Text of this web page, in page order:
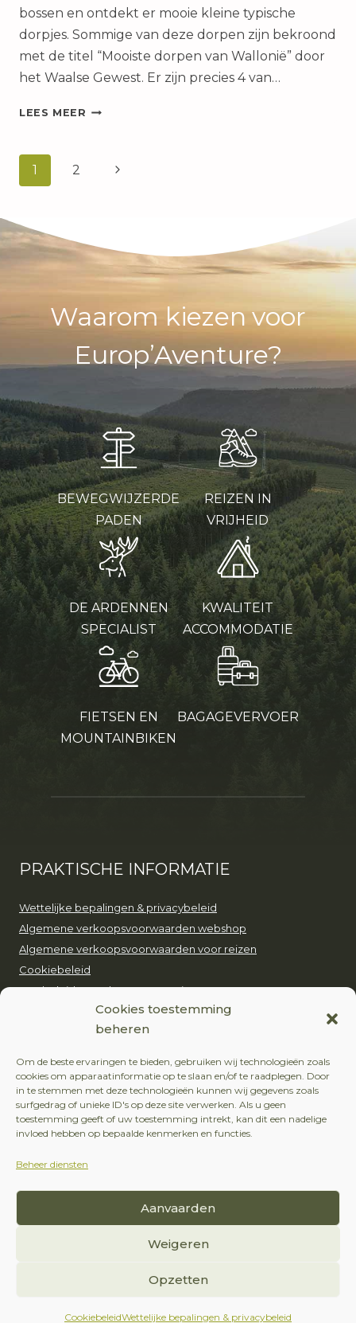
Cookies toestemming
beheren
Om de beste ervaringen te bieden, gebruiken wij technologieën zoals
cookies om apparaatinformatie op te slaan en/of te raadplegen. Door
in te stemmen met deze technologieën kunnen wij gegevens zoals
surfgedrag of unieke ID's op deze site verwerken. Als u geen
toestemming geeft of uw toestemming intrekt, kan dit een nadelige
invloed hebben op bepaalde kenmerken en functies.
Beheer diensten
Aanvaarden
Weigeren
Opzetten
CookiebeleidWettelijke bepalingen & privacybeleid
bossen en ontdekt er mooie kleine typische
dorpjes. Sommige van deze dorpen zijn bekroond
met de titel “Mooiste dorpen van Wallonië” door
het Waalse Gewest. Er zijn precies 4 van…
LEES MEER DE
MOOISTE
Paginanavigatie
1 2
Volgende
Waarom kiezen voor
Europ’Aventure?
BEWEGWIJZERDE
PADEN
REIZEN IN
VRIJHEID
DE ARDENNEN
SPECIALIST
KWALITEIT
ACCOMMODATIE
FIETSEN EN
MOUNTAINBIKEN
BAGAGEVERVOER
PRAKTISCHE INFORMATIE
Wettelijke bepalingen & privacybeleid
Algemene verkoopsvoorwaarden webshop
Algemene verkoopsvoorwaarden voor reizen
Cookiebeleid
Ons beleid voor duurzaam toerisme
EUROP’AVENTURE
+32 (0)479 24 51 80
contact@europaventure.be
Place du Fays 11, 6870 Saint-Hubert
VOLG ONS
Facebook
Instagram